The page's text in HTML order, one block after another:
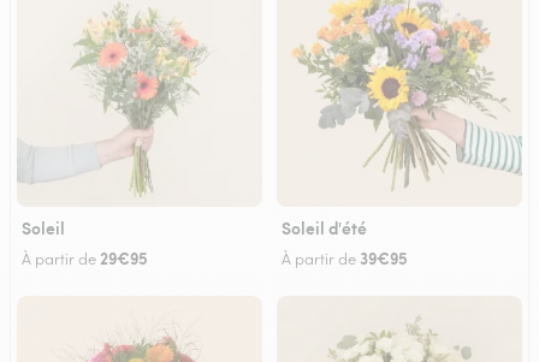
Soleil
À partir de 29€95
Soleil d'été
À partir de 39€95